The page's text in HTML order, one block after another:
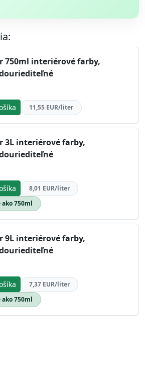
750ml interiérové farby,
11,55 EUR/liter
3L interiérové farby,
8,01 EUR/liter
750ml
9L interiérové farby,
7,37 EUR/liter
750ml